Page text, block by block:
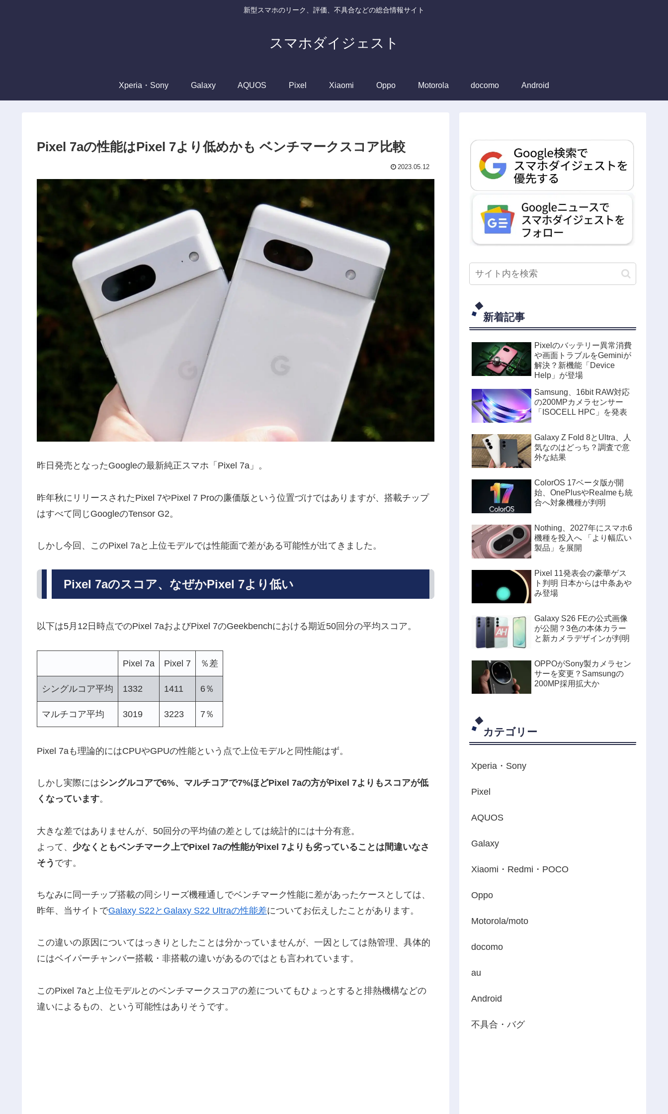
新型スマホのリーク、評価、不具合などの総合情報サイト
スマホダイジェスト
Xperia・Sony Galaxy AQUOS Pixel Xiaomi Oppo Motorola docomo Android
Pixel 7aの性能はPixel 7より低めかも ベンチマークスコア比較
2023.05.12
昨日発売となったGoogleの最新純正スマホ「Pixel 7a」。
昨年秋にリリースされたPixel 7やPixel 7 Proの廉価版という位置づけではありますが、搭載チップ
はすべて同じGoogleのTensor G2。
しかし今回、このPixel 7aと上位モデルでは性能面で差がある可能性が出てきました。
Pixel 7aのスコア、なぜかPixel 7より低い
以下は5月12日時点でのPixel 7aおよびPixel 7のGeekbenchにおける期近50回分の平均スコア。
Pixel 7a Pixel 7 ％差
シングルコア平均 1332 1411 6％
マルチコア平均 3019 3223 7％
Pixel 7aも理論的にはCPUやGPUの性能という点で上位モデルと同性能はず。
しかし実際にはシングルコアで6%、マルチコアで7%ほどPixel 7aの方がPixel 7よりもスコアが低
くなっています。
大きな差ではありませんが、50回分の平均値の差としては統計的には十分有意。
よって、 少なくともベンチマーク上でPixel 7aの性能がPixel 7よりも劣っていることは間違いなさ
そう です。
ちなみに同一チップ搭載の同シリーズ機種通しでベンチマーク性能に差があったケースとしては、
昨年、当サイトでGalaxy S22とGalaxy S22 Ultraの性能差についてお伝えしたことがあります。
この違いの原因についてはっきりとしたことは分かっていませんが、一因としては熱管理、具体的
にはベイパーチャンバー搭載・非搭載の違いがあるのではとも言われています。
このPixel 7aと上位モデルとのベンチマークスコアの差についてもひょっとすると排熱機構などの
違いによるもの、という可能性はありそうです。
新着記事
Pixelのバッテリー異常消費
や画面トラブルをGeminiが
解決？新機能「Device
Help」が登場
Samsung、16bit RAW対応
の200MPカメラセンサー
「ISOCELL HPC」を発表
Galaxy Z Fold 8とUltra、人
気なのはどっち？調査で意
外な結果
ColorOS 17ベータ版が開
始、OnePlusやRealmeも統
合へ対象機種が判明
Nothing、2027年にスマホ6
機種を投入へ 「より幅広い
製品」を展開
Pixel 11発表会の豪華ゲス
ト判明 日本からは中条あや
み登場
Galaxy S26 FEの公式画像
が公開？3色の本体カラー
と新カメラデザインが判明
OPPOがSony製カメラセン
サーを変更？Samsungの
200MP採用拡大か
カテゴリー
Xperia・Sony
Pixel
AQUOS
Galaxy
Xiaomi・Redmi・POCO
Oppo
Motorola/moto
docomo
au
Android
不具合・バグ